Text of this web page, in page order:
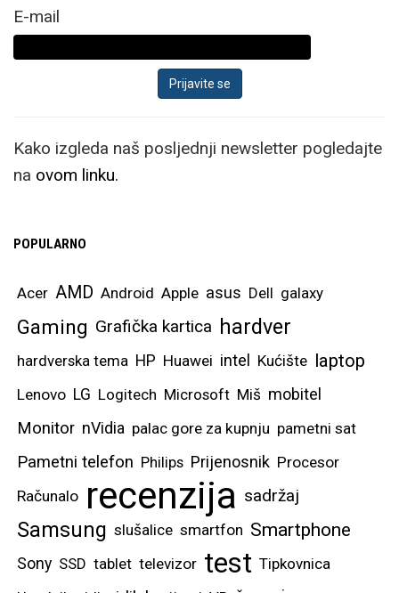
E-mail
Kako izgleda naš posljednji newsletter pogledajte
na ovom linku.
POPULARNO
Acer AMD Android Apple asus Dell galaxy
Gaming Grafička kartica hardver
hardverska tema HP Huawei intel Kućište laptop
Lenovo LG Logitech Microsoft Miš mobitel
Monitor nVidia palac gore za kupnju pametni sat
Pametni telefon Philips Prijenosnik Procesor
Računalo recenzija sadržaj
Samsung slušalice smartfon Smartphone
Sony SSD tablet televizor test Tipkovnica